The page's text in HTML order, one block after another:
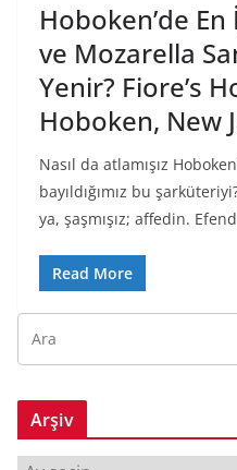
Hoboken’de
ve Mozarella
Yenir? Fiore’s
Hoboken, New
Nasıl da atlamışız
bayıldığımız bu
ya, şaşmışız; affedin.
Read More
Arşiv